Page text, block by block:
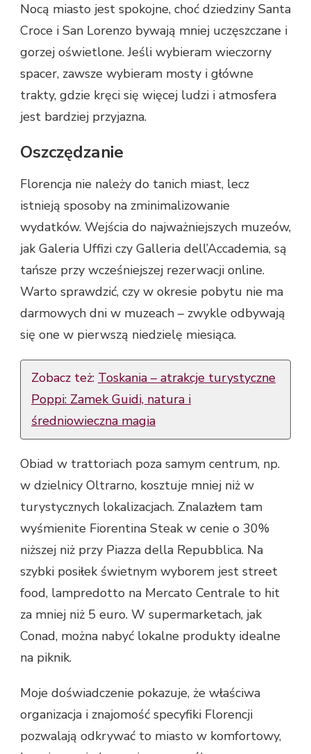
Nocą miasto jest spokojne, choć dziedziny Santa
Croce i San Lorenzo bywają mniej uczęszczane i
gorzej oświetlone. Jeśli wybieram wieczorny
spacer, zawsze wybieram mosty i główne
trakty, gdzie kręci się więcej ludzi i atmosfera
jest bardziej przyjazna.
Oszczędzanie
Florencja nie należy do tanich miast, lecz
istnieją sposoby na zminimalizowanie
wydatków. Wejścia do najważniejszych muzeów,
jak Galeria Uffizi czy Galleria dell’Accademia, są
tańsze przy wcześniejszej rezerwacji online.
Warto sprawdzić, czy w okresie pobytu nie ma
darmowych dni w muzeach – zwykle odbywają
się one w pierwszą niedzielę miesiąca.
Zobacz też: Toskania – atrakcje turystyczne
Poppi: Zamek Guidi, natura i
średniowieczna magia
Obiad w trattoriach poza samym centrum, np.
w dzielnicy Oltrarno, kosztuje mniej niż w
turystycznych lokalizacjach. Znalazłem tam
wyśmienite Fiorentina Steak w cenie o 30%
niższej niż przy Piazza della Repubblica. Na
szybki posiłek świetnym wyborem jest street
food, lampredotto na Mercato Centrale to hit
za mniej niż 5 euro. W supermarketach, jak
Conad, można nabyć lokalne produkty idealne
na piknik.
Moje doświadczenie pokazuje, że właściwa
organizacja i znajomość specyfiki Florencji
pozwalają odkrywać to miasto w komfortowy,